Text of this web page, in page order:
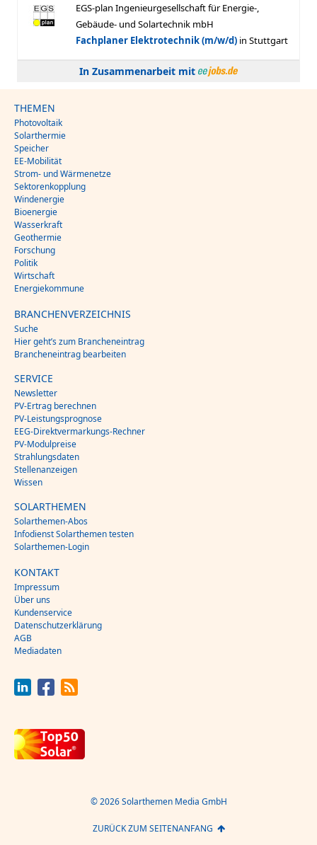
In Zusammenarbeit mit
THEMEN
Photovoltaik
Solarthermie
Speicher
EE-Mobilität
Strom- und Wärmenetze
Sektorenkopplung
Windenergie
Bioenergie
Wasserkraft
Geothermie
Forschung
Politik
Wirtschaft
Energiekommune
BRANCHENVERZEICHNIS
Suche
Hier geht’s zum Brancheneintrag
Brancheneintrag bearbeiten
SERVICE
Newsletter
PV-Ertrag berechnen
PV-Leistungsprognose
EEG-Direktvermarkungs-Rechner
PV-Modulpreise
Strahlungsdaten
Stellenanzeigen
Wissen
SOLARTHEMEN
Solarthemen-Abos
Infodienst Solarthemen testen
Solarthemen-Login
KONTAKT
Impressum
Über uns
Kundenservice
Datenschutzerklärung
AGB
Mediadaten
© 2026 Solarthemen Media GmbH
ZURÜCK ZUM SEITENANFANG